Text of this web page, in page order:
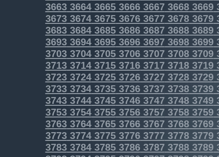
3663366436653666366736683669
3673367436753676367736783679
3683368436853686368736883689
3693369436953696369736983699
3703370437053706370737083709
3713371437153716371737183719
37233724372537263727 37283729
37333734373537363737 37383739
37433744374537463747 37483749
37533754375537563757 37583759
37633764376537663767 37683769
3773377437753776377737783779
37833784378537863787 37883789